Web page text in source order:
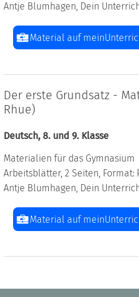
Antje Blumhagen, Dein
Material auf
Der erste Grundsatz -
Rhue)
Deutsch, 8. und 9. Klasse
Materialien für das Gymnasium
Arbeitsblätter, 2 Seiten, Format:
Antje Blumhagen, Dein
Material auf